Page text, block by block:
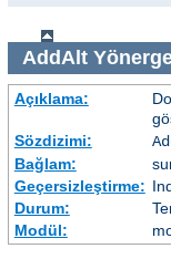
AddAlt
Açıklama:
Sözdizimi:
Bağlam:
Geçersizleştirme:
Durum:
Modül: